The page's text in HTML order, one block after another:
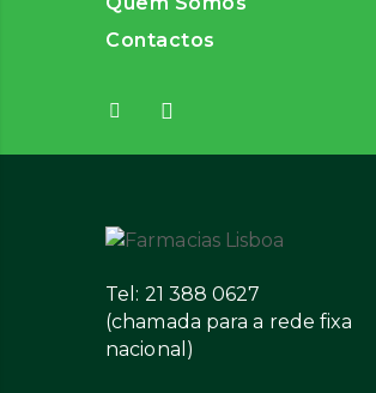
Contactos
Tel: 21 388 0627
(chamada para a rede fixa
nacional)